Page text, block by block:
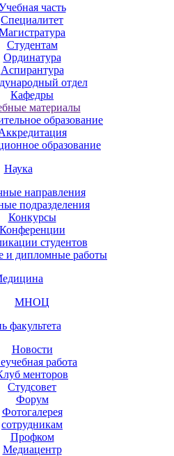
часть
Специалитет
Студентам
Ординатура
Аспирантура
отдел
Кафедры
материалы
образование
образование
Наука
направления
подразделения
Конкурсы
Конференции
студентов
и дипломные работы
МНОЦ
факультета
Новости
работа
менторов
Студсовет
Форум
Фотогалерея
сотрудникам
Профком
Медиацентр